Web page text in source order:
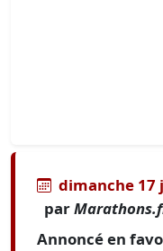
dimanche 17
par
Annoncé en